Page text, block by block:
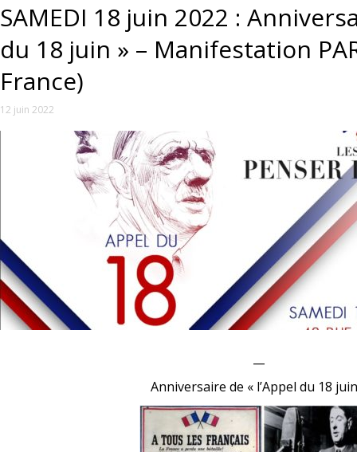
SAMEDI 18 juin 2022 :
du 18 juin » – Manifestation
France)
12 juin 2022
Anniversaire de « l’Appel du 18